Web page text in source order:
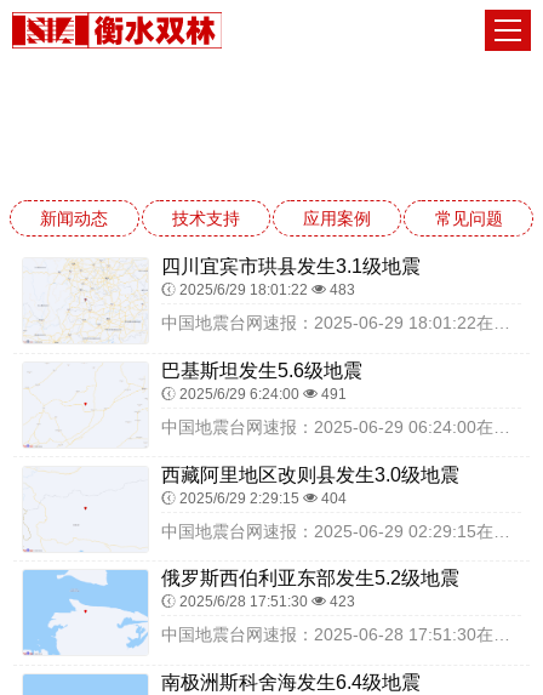
新闻动态 技术支持 应用案例 常见问题
四川宜宾市珙县发生3.1级地震
2025/6/29 18:01:22 483
巴基斯坦发生5.6级地震
2025/6/29 6:24:00 491
西藏阿里地区改则县发生3.0级地震
2025/6/29 2:29:15 404
俄罗斯西伯利亚东部发生5.2级地震
2025/6/28 17:51:30 423
中国地震台网速报：2025-06-28 17:51:30在俄罗斯西伯利亚东部（北纬72.54度，东经141.92度）发生5.2级地震，震源深度10千米，最终结果...
南极洲斯科舍海发生6.4级地震